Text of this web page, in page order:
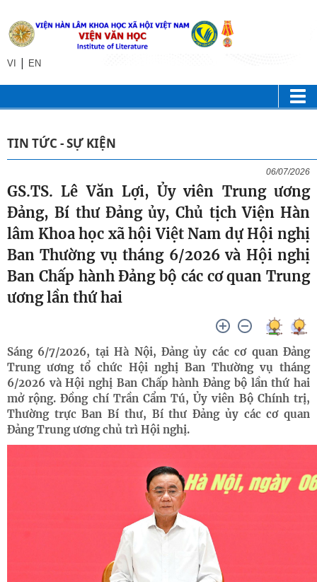
VI | EN
TIN TỨC - SỰ KIỆN
06/07/2026
GS.TS. Lê Văn Lợi, Ủy viên Trung ương
Đảng, Bí thư Đảng ủy, Chủ tịch Viện Hàn
lâm Khoa học xã hội Việt Nam dự Hội nghị
Ban Thường vụ tháng 6/2026 và Hội nghị
Ban Chấp hành Đảng bộ các cơ quan Trung
ương lần thứ hai
Sáng 6/7/2026, tại Hà Nội, Đảng ủy các cơ quan Đảng
Trung ương tổ chức Hội nghị Ban Thường vụ tháng
6/2026 và Hội nghị Ban Chấp hành Đảng bộ lần thứ hai
mở rộng. Đồng chí Trần Cẩm Tú, Ủy viên Bộ Chính trị,
Thường trực Ban Bí thư, Bí thư Đảng ủy các cơ quan
Đảng Trung ương chủ trì Hội nghị.